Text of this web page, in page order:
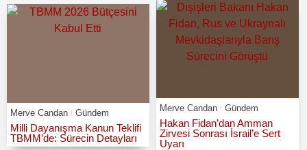
Merve Candan Gündem
Milli Dayanışma Kanun Teklifi
TBMM’de: Sürecin Detayları
Merve Candan Gündem
Hakan Fidan’dan Amman
Zirvesi Sonrası İsrail’e Sert
Uyarı